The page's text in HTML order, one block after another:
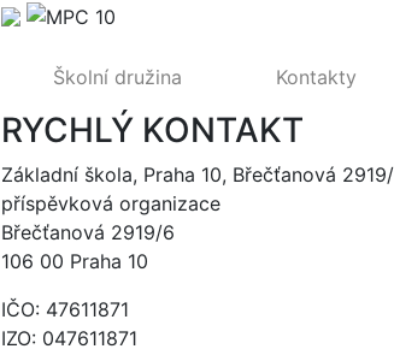
Školní družina Kontakty
RYCHLÝ KONTAKT
Základní škola, Praha 10, Břečťanová
příspěvková organizace
Břečťanová 2919/6
106 00 Praha 10
IČO: 47611871
IZO: 047611871